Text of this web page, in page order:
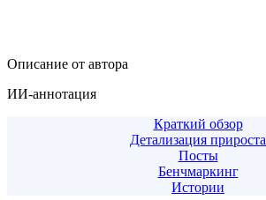
Описание от автора
ИИ-аннотация
Краткий обзор
Детализация прироста
Посты
Бенчмаркинг
Истории